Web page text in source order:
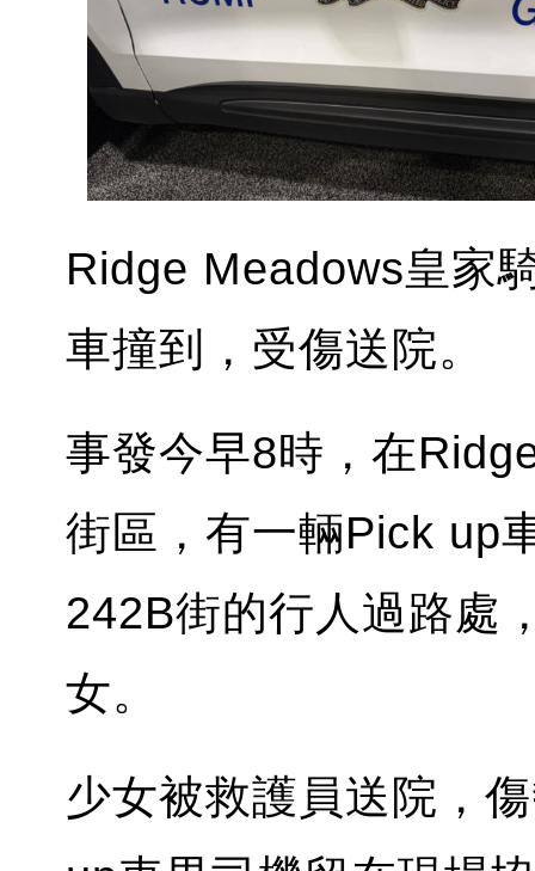
Ridge Meadows皇家
車撞到，受傷送院。
事發今早8時，在
街區，有一輛Pick up
242B街的行人過路處
女。
少女被救護員送院，